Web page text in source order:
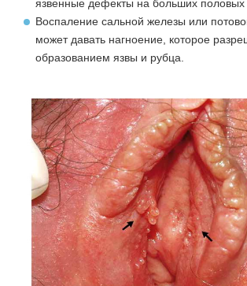
язвенные дефекты на больших половых
Воспаление сальной железы или
может давать нагноение, которое
образованием язвы и рубца.